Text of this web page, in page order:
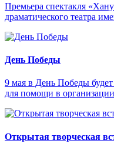
Премьера спектакля
драматического театра
День Победы
9 мая в День Победы
для помощи в
Открытая творческая